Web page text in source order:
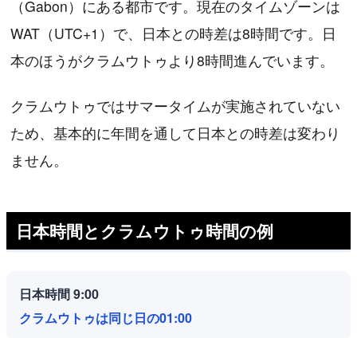
（Gabon）にある都市です。現在のタイムゾーンは
WAT（UTC+1）で、日本との時差は8時間です。日
本のほうがクラムウトゥより8時間進んでいます。
クラムウトゥではサマータイムが実施されていない
ため、基本的に年間を通して日本との時差は変わり
ません。
日本時間とクラムウトゥ時間の例
日本時間 9:00
クラムウトゥは同じ日の01:00